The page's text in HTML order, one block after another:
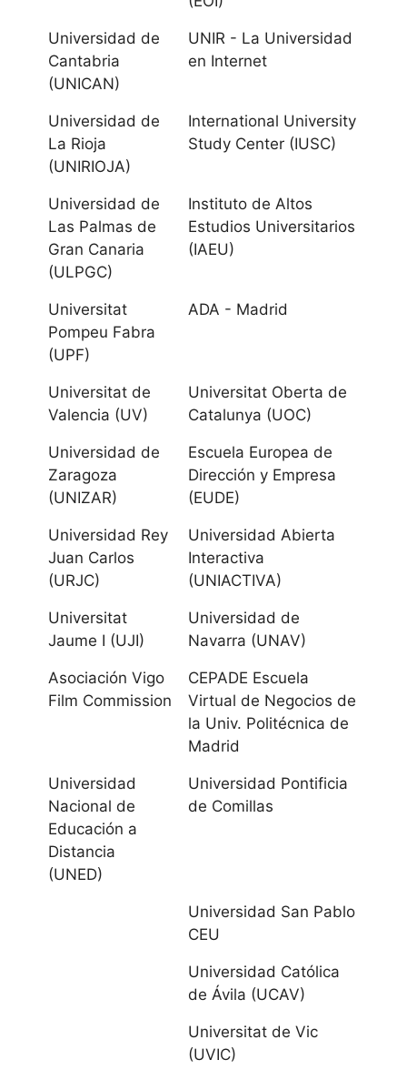
Universidad de
Aragón
Universidad de
Zaragoza
Universidad San
Canarias
La Laguna
Las Palmas de
Gran Canaria
Cantabria
Universidad de
Cantabria
Internacional
Menéndez
Pelayo UIMP
Castilla La
Mancha
Castilla-La
Mancha
Castilla y
Universidad de
Universidad de
Cantabria
(UNICAN)
UNIR - La Universidad
en Internet
Universidad de
La Rioja
(UNIRIOJA)
International University
Study Center (IUSC)
Universidad de
Las Palmas de
Gran Canaria
(ULPGC)
Instituto de Altos
Estudios Universitarios
(IAEU)
Universitat
Pompeu Fabra
(UPF)
ADA - Madrid
Universitat de
Valencia (UV)
Universitat Oberta de
Catalunya (UOC)
Universidad de
Zaragoza
(UNIZAR)
Escuela Europea de
Dirección y Empresa
(EUDE)
Universidad Rey
Juan Carlos
(URJC)
Universidad Abierta
Interactiva
(UNIACTIVA)
Universitat
Jaume I (UJI)
Universidad de
Navarra (UNAV)
Asociación Vigo
Film Commission
CEPADE Escuela
Virtual de Negocios de
la Univ. Politécnica de
Madrid
Universidad
Nacional de
Educación a
Distancia
(UNED)
Universidad Pontificia
de Comillas
Universidad San Pablo
CEU
Universidad Católica
de Ávila (UCAV)
Universitat de Vic
(UVIC)